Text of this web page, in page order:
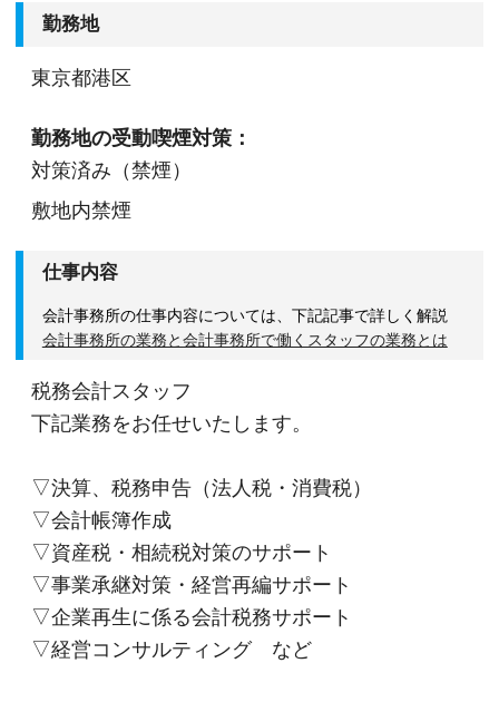
勤務地
東京都港区
勤務地の受動喫煙対策：
対策済み（禁煙）
敷地内禁煙
仕事内容
会計事務所の仕事内容については、下記記事で詳しく解説
会計事務所の業務と会計事務所で働くスタッフの業務とは
税務会計スタッフ
下記業務をお任せいたします。
▽決算、税務申告（法人税・消費税）
▽会計帳簿作成
▽資産税・相続税対策のサポート
▽事業承継対策・経営再編サポート
▽企業再生に係る会計税務サポート
▽経営コンサルティング など